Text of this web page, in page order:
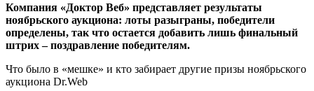
Компания «Доктор Веб» представляет результаты
ноябрьского аукциона: лоты разыграны, победители
определены, так что остается добавить лишь финальный
штрих – поздравление победителям.
Что было в «мешке» и кто забирает другие призы ноябрьского
аукциона Dr.Web